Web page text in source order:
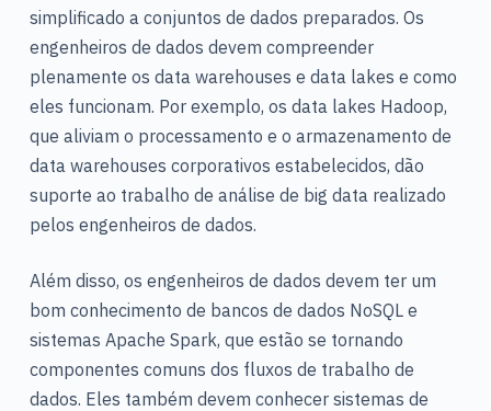
simplificado a conjuntos de dados preparados. Os
engenheiros de dados devem compreender
plenamente os data warehouses e data lakes e como
eles funcionam. Por exemplo, os data lakes Hadoop,
que aliviam o processamento e o armazenamento de
data warehouses corporativos estabelecidos, dão
suporte ao trabalho de análise de big data realizado
pelos engenheiros de dados.
Além disso, os engenheiros de dados devem ter um
bom conhecimento de bancos de dados NoSQL e
sistemas Apache Spark, que estão se tornando
componentes comuns dos fluxos de trabalho de
dados. Eles também devem conhecer sistemas de